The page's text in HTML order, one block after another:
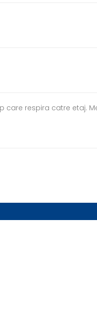
respira catre etaj.